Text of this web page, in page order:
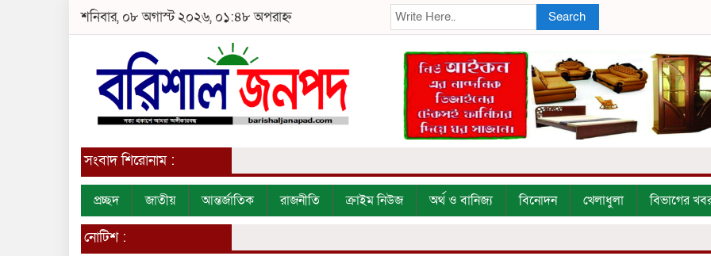
শনিবার, ০৮ অগাস্ট ২০২৬, ০১:৪৮ অপরাহ্ন Search
সংবাদ শিরোনাম :
প্রচ্ছদ জাতীয় আন্তর্জাতিক রাজনীতি ক্রাইম নিউজ অর্থ ও বানিজ্য বিনোদন খেলাধুলা বিভাগের
নোটিশ :